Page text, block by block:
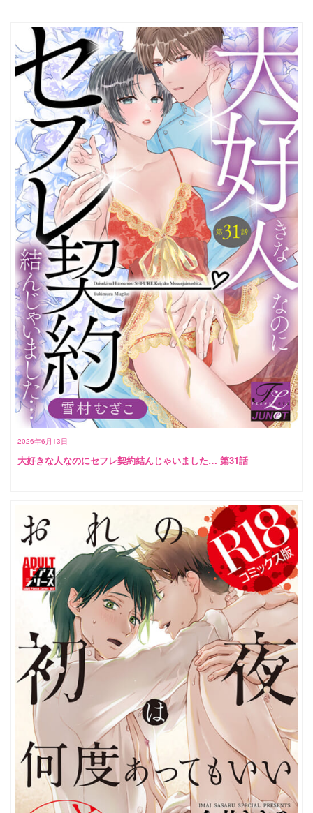
2026年6月13日
大好きな人なのにセフレ契約結んじゃいました… 第31話